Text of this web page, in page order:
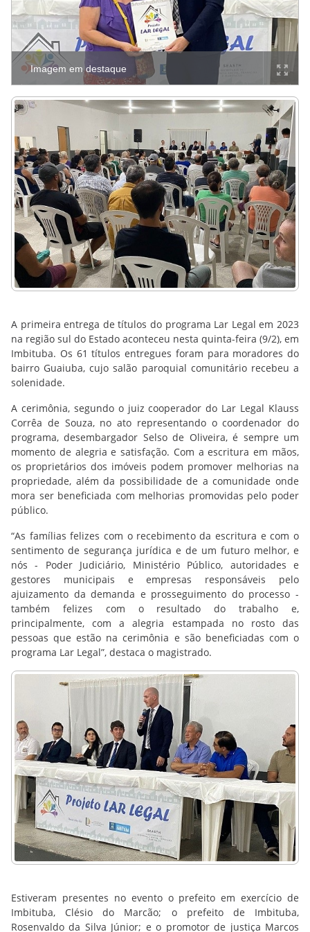
Imagem em destaque
A primeira entrega de títulos do programa Lar Legal em 2023
na região sul do Estado aconteceu nesta quinta-feira (9/2), em
Imbituba. Os 61 títulos entregues foram para moradores do
bairro Guaiuba, cujo salão paroquial comunitário recebeu a
solenidade.
A cerimônia, segundo o juiz cooperador do Lar Legal Klauss
Corrêa de Souza, no ato representando o coordenador do
programa, desembargador Selso de Oliveira, é sempre um
momento de alegria e satisfação. Com a escritura em mãos,
os proprietários dos imóveis podem promover melhorias na
propriedade, além da possibilidade de a comunidade onde
mora ser beneficiada com melhorias promovidas pelo poder
público.
“As famílias felizes com o recebimento da escritura e com o
sentimento de segurança jurídica e de um futuro melhor, e
nós - Poder Judiciário, Ministério Público, autoridades e
gestores municipais e empresas responsáveis pelo
ajuizamento da demanda e prosseguimento do processo -
também felizes com o resultado do trabalho e,
principalmente, com a alegria estampada no rosto das
pessoas que estão na cerimônia e são beneficiadas com o
programa Lar Legal”, destaca o magistrado.
Estiveram presentes no evento o prefeito em exercício de
Imbituba, Clésio do Marcão; o prefeito de Imbituba,
Rosenvaldo da Silva Júnior; e o promotor de justiça Marcos